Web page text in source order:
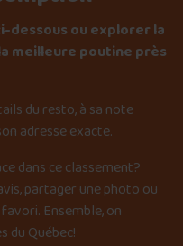
dessous ou explorer la
meilleure poutine près
du resto, à sa note
adresse exacte.
dans ce classement?
partager une photo ou
Ensemble, on
du Québec!